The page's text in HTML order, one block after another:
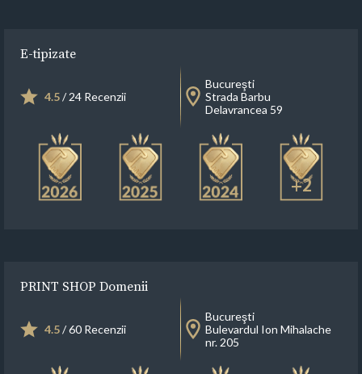
E-tipizate
4.5/ 24 Recenzii
Bucureşti
Strada Barbu
Delavrancea 59
+2
PRINT SHOP Domenii
4.5/ 60 Recenzii
Bucureşti
Bulevardul Ion Mihalache
nr. 205